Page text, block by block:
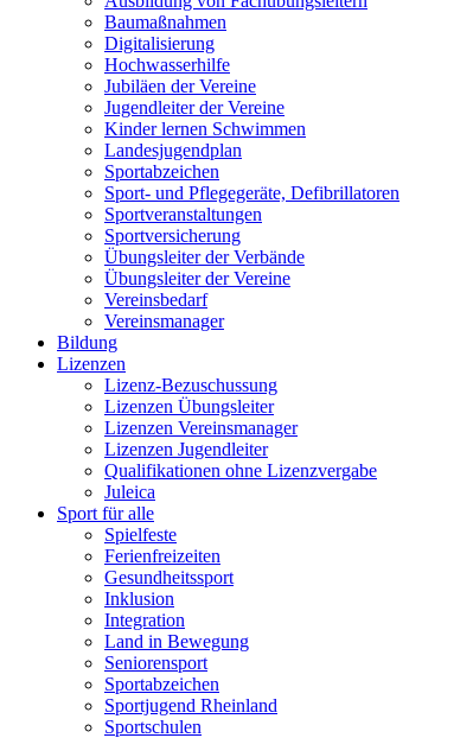
Baumaßnahmen
Digitalisierung
Hochwasserhilfe
Jubiläen der Vereine
Jugendleiter der Vereine
Kinder lernen Schwimmen
Landesjugendplan
Sportabzeichen
Sport- und Pflegegeräte, Defibrillatoren
Sportveranstaltungen
Sportversicherung
Übungsleiter der Verbände
Übungsleiter der Vereine
Vereinsbedarf
Vereinsmanager
Bildung
Lizenzen
Lizenz-Bezuschussung
Lizenzen Übungsleiter
Lizenzen Vereinsmanager
Lizenzen Jugendleiter
Qualifikationen ohne Lizenzvergabe
Juleica
Sport für alle
Spielfeste
Ferienfreizeiten
Gesundheitssport
Inklusion
Integration
Land in Bewegung
Seniorensport
Sportabzeichen
Sportjugend Rheinland
Sportschulen